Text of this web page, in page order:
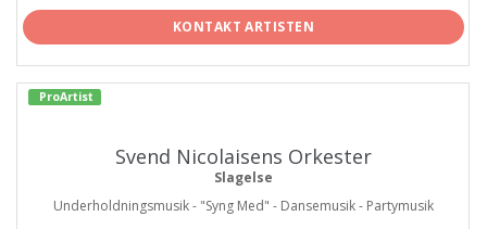
KONTAKT ARTISTEN
ProArtist
Svend Nicolaisens Orkester
Slagelse
Underholdningsmusik - "Syng Med" - Dansemusik - Partymusik